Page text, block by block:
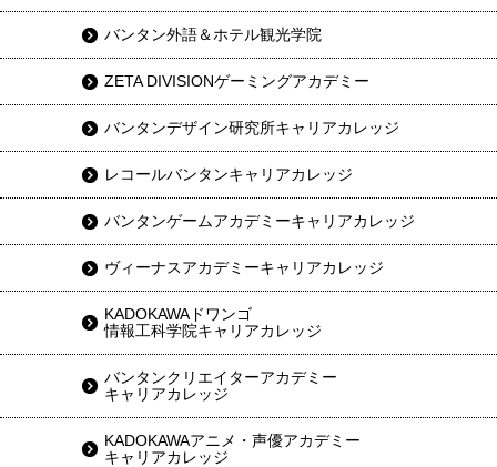
バンタン外語＆ホテル観光学院
ZETA DIVISIONゲーミングアカデミー
バンタンデザイン研究所キャリアカレッジ
レコールバンタンキャリアカレッジ
バンタンゲームアカデミーキャリアカレッジ
ヴィーナスアカデミーキャリアカレッジ
KADOKAWAドワンゴ
情報工科学院キャリアカレッジ
バンタンクリエイターアカデミー
キャリアカレッジ
KADOKAWAアニメ・声優アカデミー
キャリアカレッジ